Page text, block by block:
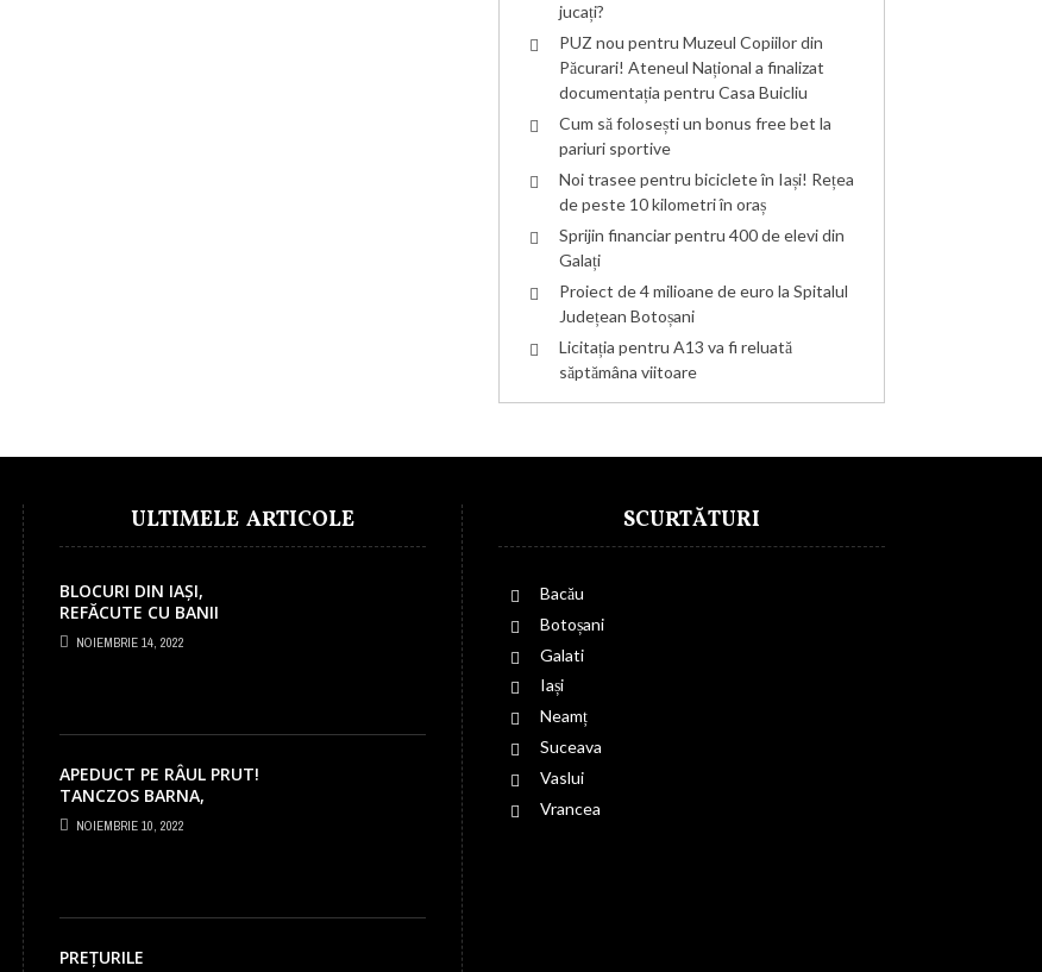
jucați?
PUZ nou pentru Muzeul Copiilor din
Păcurari! Ateneul Național a finalizat
documentația pentru Casa Buicliu
Cum să folosești un bonus free bet la
pariuri sportive
Noi trasee pentru biciclete în Iași! Rețea
de peste 10 kilometri în oraș
Sprijin financiar pentru 400 de elevi din
Galați
Proiect de 4 milioane de euro la Spitalul
Județean Botoșani
Licitația pentru A13 va fi reluată
săptămâna viitoare
ULTIMELE ARTICOLE
BLOCURI DIN IAȘI,
REFĂCUTE CU BANII
PNRR! PRIMĂRIA
PRIMEȘTE PESTE 5
NOIEMBRIE 14, 2022
APEDUCT PE RÂUL PRUT!
TANCZOS BARNA,
MINISTRUL MEDIULUI, A
SEMNAT PROIECTUL LA
NOIEMBRIE 10, 2022
PREȚURILE
SCURTĂTURI
Bacău
Botoșani
Galati
Iași
Neamț
Suceava
Vaslui
Vrancea